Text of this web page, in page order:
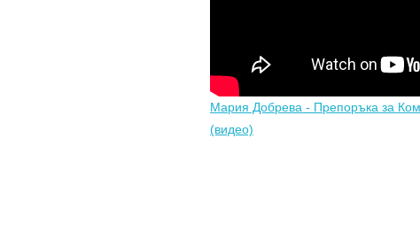
Мария Добрева - Препоръка за
(видео)